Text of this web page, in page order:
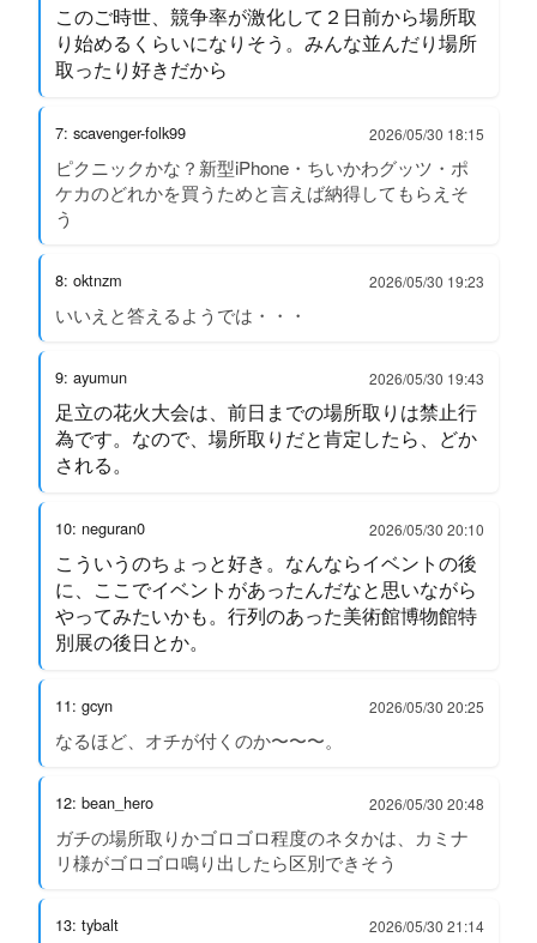
このご時世、競争率が激化して２日前から場所取
り始めるくらいになりそう。みんな並んだり場所
取ったり好きだから
7: scavenger-folk99 2026/05/30 18:15
ピクニックかな？新型iPhone・ちいかわグッツ・ポ
ケカのどれかを買うためと言えば納得してもらえそ
う
8: oktnzm 2026/05/30 19:23
いいえと答えるようでは・・・
9: ayumun 2026/05/30 19:43
足立の花火大会は、前日までの場所取りは禁止行
為です。なので、場所取りだと肯定したら、どか
される。
10: neguran0 2026/05/30 20:10
こういうのちょっと好き。なんならイベントの後
に、ここでイベントがあったんだなと思いながら
やってみたいかも。行列のあった美術館博物館特
別展の後日とか。
11: gcyn 2026/05/30 20:25
なるほど、オチが付くのか〜〜〜。
12: bean_hero 2026/05/30 20:48
ガチの場所取りかゴロゴロ程度のネタかは、カミナ
リ様がゴロゴロ鳴り出したら区別できそう
13: tybalt 2026/05/30 21:14